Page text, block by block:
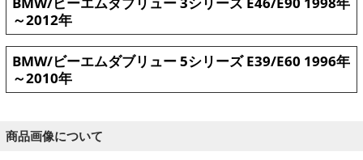
～2012年
BMW/ビーエムダブリュー 5シリーズ E39/E60 1996年
～2010年
商品画像について